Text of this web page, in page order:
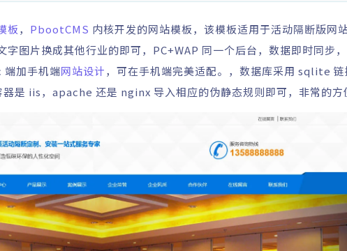
板， PbootCMS 内核开发的网站模板，该模板适用于活动隔断版网
图片换成其他行业的即可，PC+WAP 同一个后台，数据即时同步
端加手机端网站设计，可在手机端完美适配。，数据库采用 sqlite
是 iis，apache 还是 nginx 导入相应的伪静态规则即可，非常的方